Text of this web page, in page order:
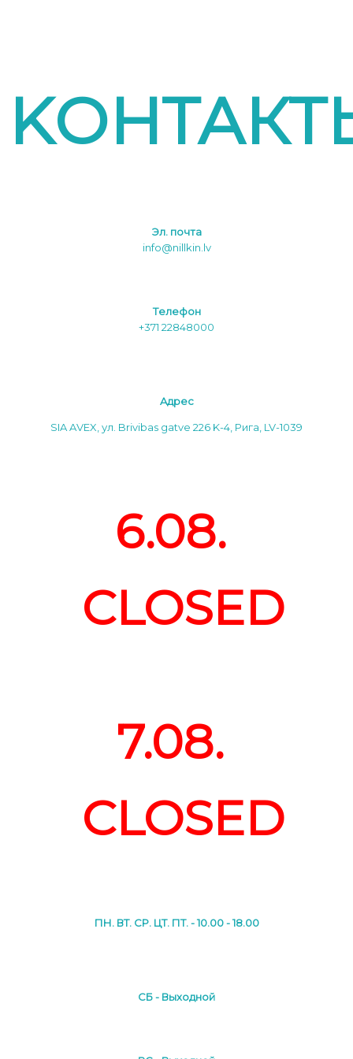
Эл. почта
info@nillkin.lv
Tелефон
+371 22848000
Aдреc
SIA AVEX, ул. Brivibas gatve 226 K-4, Рига, LV-1039
6.08.
CLOSED
7.08.
CLOSED
ПН. ВТ. СР. ЦТ. ПТ. - 10.00 - 18.00
СБ - Выходной